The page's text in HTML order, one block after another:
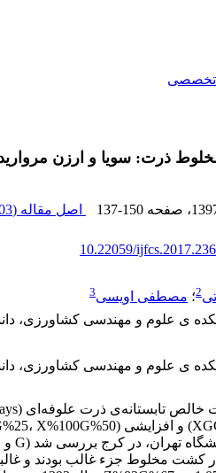
تخصصی
ذرت: سویا و ارزن
، صفحه 137-150 اصل مقاله (K
10.22059/
2؛ مصطفی اویسی3
ی علوم و مهندسی کشاورزی،
ی علوم و مهندسی کشاورزی،